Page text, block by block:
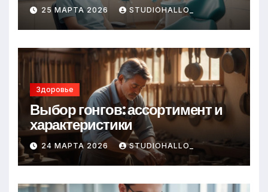
25 МАРТА 2026 STUDIOHALLO_
Здоровье
Выбор гонгов: ассортимент и
характеристики
24 МАРТА 2026 STUDIOHALLO_